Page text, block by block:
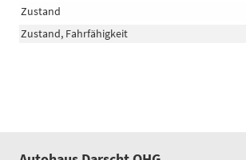
Zustand
Zustand, Fahrfähigkeit